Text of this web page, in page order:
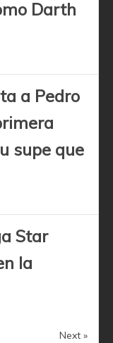
Darth
a Pedro
supe que
Star
la
Next »